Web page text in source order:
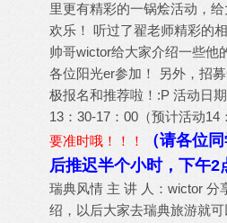
里更有精彩的一锅烩活动，
欢乐！ 听过了翟老师精彩的
帅哥wictor给大家介绍一些他
各位阳光er参加！ 另外，招
极报名和推荐啦！:P 活动日
13：30-17：00（预计活动14
要准时哦！！！
（请各位
后推迟半个小时，下午2
瑞典风情 主 讲 人：wictor 分
绍，以后大家去瑞典旅游就